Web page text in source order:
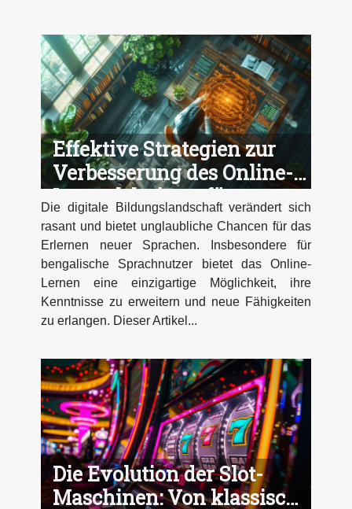
Effektive Strategien zur
Verbesserung des Online-
Lernerlebnisses für
bengalische Sprachnutzer
Die digitale Bildungslandschaft verändert sich
rasant und bietet unglaubliche Chancen für das
Erlernen neuer Sprachen. Insbesondere für
bengalische Sprachnutzer bietet das Online-
Lernen eine einzigartige Möglichkeit, ihre
Kenntnisse zu erweitern und neue Fähigkeiten
zu erlangen. Dieser Artikel...
Die Evolution der Slot-
Maschinen: Von klassisch